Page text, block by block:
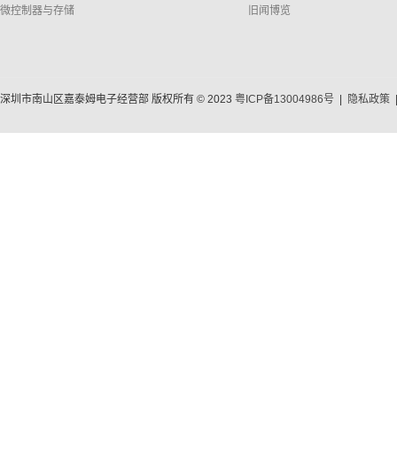
微控制器与存储 旧闻博览
深圳市南山区嘉泰姆电子经营部 版权所有 © 2023 粤ICP备13004986号 隐私政策